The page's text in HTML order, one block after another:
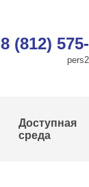
8 (812)
Доступная
среда